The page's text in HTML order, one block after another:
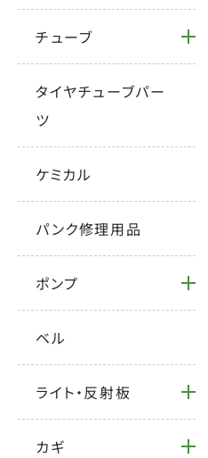
チューブ
タイヤチューブパー
ツ
ケミカル
パンク修理用品
ポンプ
ベル
ライト・反射板
カギ